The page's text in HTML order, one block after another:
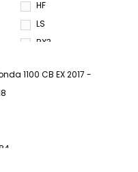
HF
LS
RX3
SH
1100 CB EX 2017 -